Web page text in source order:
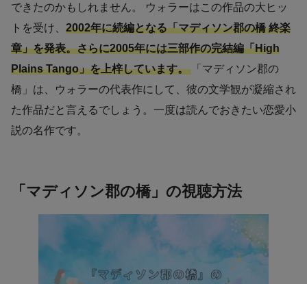
できたのかもしれません。 ウォラーはこの作品の大ヒッ
トを受け、 2002年に続編となる「マディソン郡の橋 終楽
章」を発表。さらに2005年には三部作の完結編「High
Plains Tango」を上梓しています。 「マディソン郡の
橋」は、ウォラーの代表作にして、彼の文学観が凝縮され
た作品だと言えるでしょう。一度は読んでおきたい恋愛小
説の名作です。
「マディソン郡の橋」の視聴方法